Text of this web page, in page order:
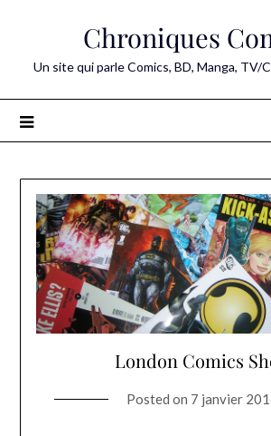
Chroniques
Un site qui parle Comics, BD, Manga, TV/
London Comics
Posted on 7 janvier